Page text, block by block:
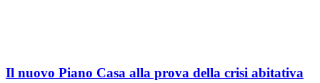
Il nuovo Piano Casa alla prova della crisi abitativa